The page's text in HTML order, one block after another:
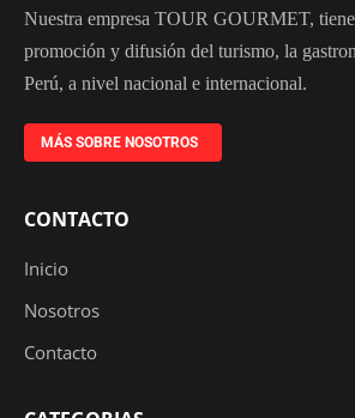
Nuestra empresa TOUR GOURMET,
promoción y difusión del turismo, la
Perú, a nivel nacional e internacional.
MÁS SOBRE NOSOTROS
CONTACTO
Inicio
Nosotros
Contacto